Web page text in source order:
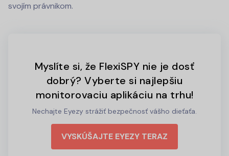
svojím právnikom.
Myslíte si, že FlexiSPY nie je dosť
dobrý? Vyberte si najlepšiu
monitorovaciu aplikáciu na trhu!
Nechajte Eyezy strážiť bezpečnosť vášho dieťaťa.
VYSKÚŠAJTE EYEZY TERAZ